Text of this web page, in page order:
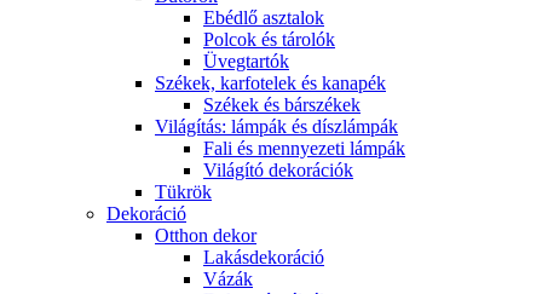
Ebédlő asztalok
Polcok és tárolók
Üvegtartók
Székek, karfotelek és kanapék
Székek és bárszékek
Világítás: lámpák és díszlámpák
Fali és mennyezeti lámpák
Világító dekorációk
Tükrök
Dekoráció
Otthon dekor
Lakásdekoráció
Vázák